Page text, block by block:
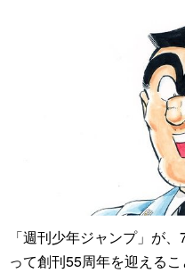
「週刊少年ジャンプ」が
って創刊55周年を迎える